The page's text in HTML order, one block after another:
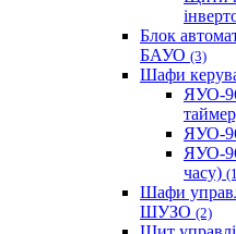
Блок
БАУО (3)
Шафи
ЯУО-
ЯУО-
ЯУО-
часу)
Шафи
ШУЗО (2)